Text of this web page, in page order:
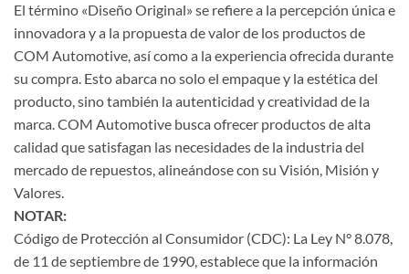
El término «Diseño Original» se refiere a la percepción única e
innovadora y a la propuesta de valor de los productos de
COM Automotive, así como a la experiencia ofrecida durante
su compra. Esto abarca no solo el empaque y la estética del
producto, sino también la autenticidad y creatividad de la
marca. COM Automotive busca ofrecer productos de alta
calidad que satisfagan las necesidades de la industria del
mercado de repuestos, alineándose con su Visión, Misión y
Valores.
NOTAR:
Código de Protección al Consumidor (CDC): La Ley N° 8.078,
de 11 de septiembre de 1990, establece que la información